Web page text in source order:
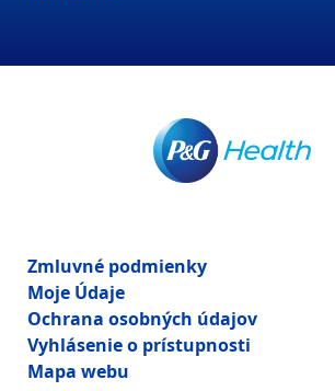
Zmluvné podmienky
Moje Údaje
Ochrana osobných údajov
Vyhlásenie o prístupnosti
Mapa webu